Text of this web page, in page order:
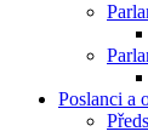
Poslanci a